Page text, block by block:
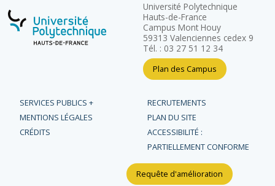
Université Polytechnique
Hauts-de-France
Campus Mont Houy
59313 Valenciennes cedex 9
Tél. : 03 27 51 12 34
Plan des Campus
SERVICES PUBLICS +
RECRUTEMENTS
MENTIONS LÉGALES
PLAN DU SITE
CRÉDITS
ACCESSIBILITÉ :
PARTIELLEMENT CONFORME
Requête d'amélioration